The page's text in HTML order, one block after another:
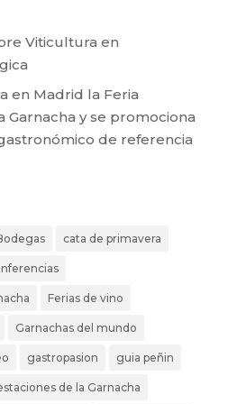
Viticultura en
en Madrid la Feria
Garnacha y se promociona
de referencia
cata de primavera
Ferias de vino
Garnachas del mundo
gastropasion guia peñin
de la Garnacha